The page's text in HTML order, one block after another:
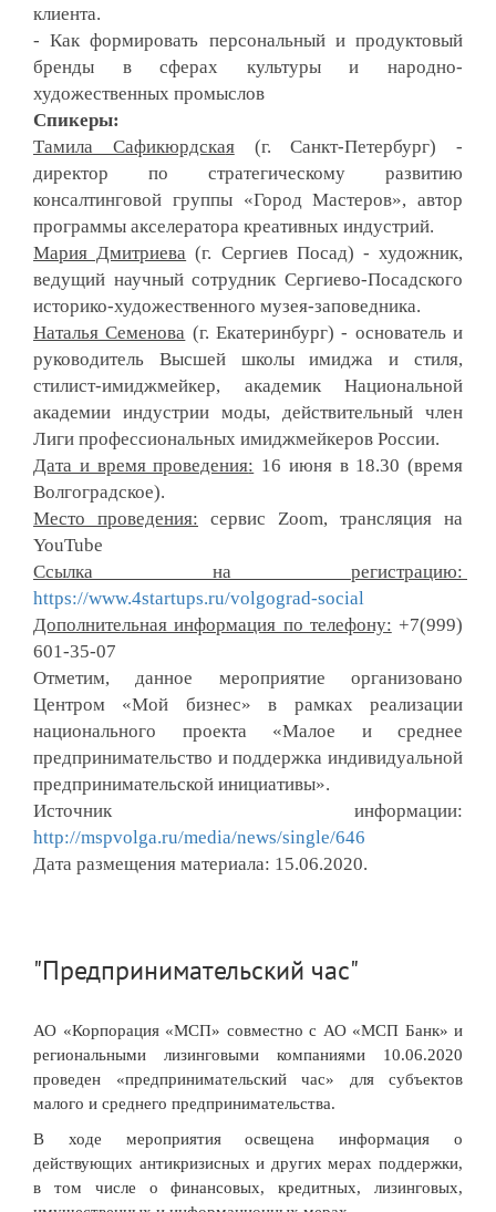
клиента.
- Как формировать персональный и продуктовый
бренды в сферах культуры и народно-
художественных промыслов
Спикеры:
Тамила Сафикюрдская (г. Санкт-Петербург) -
директор по стратегическому развитию
консалтинговой группы «Город Мастеров», автор
программы акселератора креативных индустрий.
Мария Дмитриева (г. Сергиев Посад) - художник,
ведущий научный сотрудник Сергиево-Посадского
историко-художественного музея-заповедника.
Наталья Семенова (г. Екатеринбург) - основатель и
руководитель Высшей школы имиджа и стиля,
стилист-имиджмейкер, академик Национальной
академии индустрии моды, действительный член
Лиги профессиональных имиджмейкеров России.
Дата и время проведения: 16 июня в 18.30 (время
Волгоградское).
Место проведения: сервис Zoom, трансляция на
YouTube
Ссылка
https://www.4startups.ru/volgograd-social
Дополнительная информация по телефону: +7(999)
601-35-07
Отметим, данное мероприятие организовано
Центром «Мой бизнес» в рамках реализации
национального проекта «Малое и среднее
предпринимательство и поддержка индивидуальной
предпринимательской инициативы».
http://mspvolga.ru/media/news/single/646
Дата размещения материала: 15.06.2020.
"Предпринимательский час"
АО «Корпорация «МСП» совместно с АО «МСП Банк» и
региональными лизинговыми компаниями 10.06.2020
проведен «предпринимательский час» для субъектов
малого и среднего предпринимательства.
В ходе мероприятия освещена информация о
действующих антикризисных и других мерах поддержки,
в том числе о финансовых, кредитных, лизинговых,